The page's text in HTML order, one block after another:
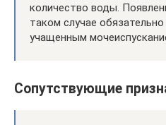
количество воды.
таком случае
учащенным
Сопутствующие